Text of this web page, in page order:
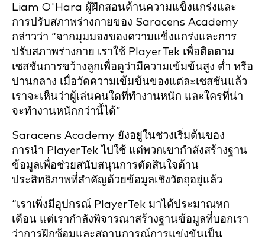
Liam O'Hara ผู้ฝึกสอนด้านความแข็งแกร่งและ
การปรับสภาพร่างกายของ Saracens Academy
กล่าวว่า “จากมุมมองของความแข็งแกร่งและการ
ปรับสภาพร่างกาย เราใช้ PlayerTek เพื่อติดตาม
เซสชันการขว้างลูกเพื่อดูว่ามีความเข้มข้นสูง ต่ำ หรือ
ปานกลาง เมื่อวัดความเข้มข้นของแต่ละเซสชันแล้ว
เราจะเห็นว่าผู้เล่นคนใดที่ทำงานหนัก และใครที่น่า
จะทำงานหนักกว่านี้ได้”
Saracens Academy ยังอยู่ในช่วงเริ่มต้นของ
การนำ PlayerTek ไปใช้ แต่พวกเขากำลังสร้างฐาน
ข้อมูลเพื่อช่วยสนับสนุนการตัดสินใจด้าน
ประสิทธิภาพที่สำคัญด้วยข้อมูลเชิงวัตถุอยู่แล้ว
“เราเพิ่งมีอุปกรณ์ PlayerTek มาได้ประมาณหก
เดือน แต่เรากำลังพิจารณาสร้างฐานข้อมูลที่บอกเรา
ว่าการฝึกซ้อมและสถานการณ์การแข่งขันเป็น